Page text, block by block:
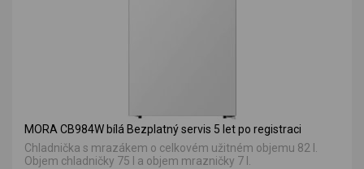
MORA CB984W bílá Bezplatný servis 5 let po registraci
Chladnička s mrazákem o celkovém užitném objemu 82 l.
Objem chladničky 75 l a objem mrazničky 7 l.